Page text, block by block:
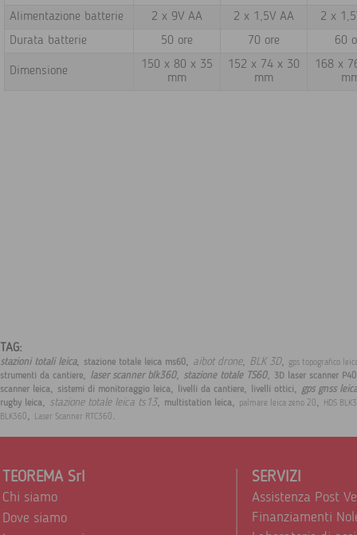
Alimentazione batterie
2 x 9V AA 2 x 1,5V AA
2 x
Durata batterie
50 ore 70 ore 60
Dimensione
150 x 80 x 35
mm
152 x 74 x 30
mm
168 x
TAG:
stazioni totali leica, stazione totale leica ms60, aibot drone, BLK 3D, gps topografico
strumenti da cantiere, laser scanner blk360, stazione totale TS60, 3D laser scanner P40
scanner leica, sistemi di monitoraggio leica, livelli da cantiere, livelli ottici, gps gnss
rugby leica, stazione totale leica ts13, multistation leica, palmare leica zeno 20,
HDS
BLK360, Laser Scanner RTC360.
TEOREMA Srl
Chi siamo
Dove siamo
SERVIZI
Assistenza Post
Finanziamenti